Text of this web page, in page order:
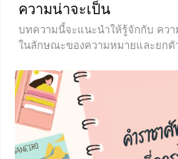
ความน่าจะเป็น
บทความนี้จะแนะนำให้รู้จักกับ ควา
ในลักษณะของความหมายและยกตั
และเหตุการณ์ ดังต่อไปนี้ ความน่าจ
(Probability) เป็นจำนวนที่ใช้เพื่อ
จะเกิดขึ้น ซึ่งมี 3 ลักษณะ คือ ไม่เ
ความน่าจะเป็นเท่ากับ 0 อาจจะเกิ
ความน่าจะเป็นอยู่ระหว่าง 0 กับ 1